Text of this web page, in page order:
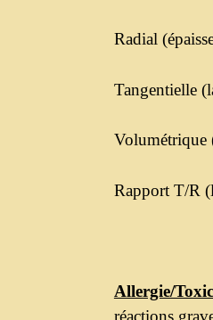
Radial
Tangentielle
Volumétrique
Rapport T/R
Allergie/
réactions